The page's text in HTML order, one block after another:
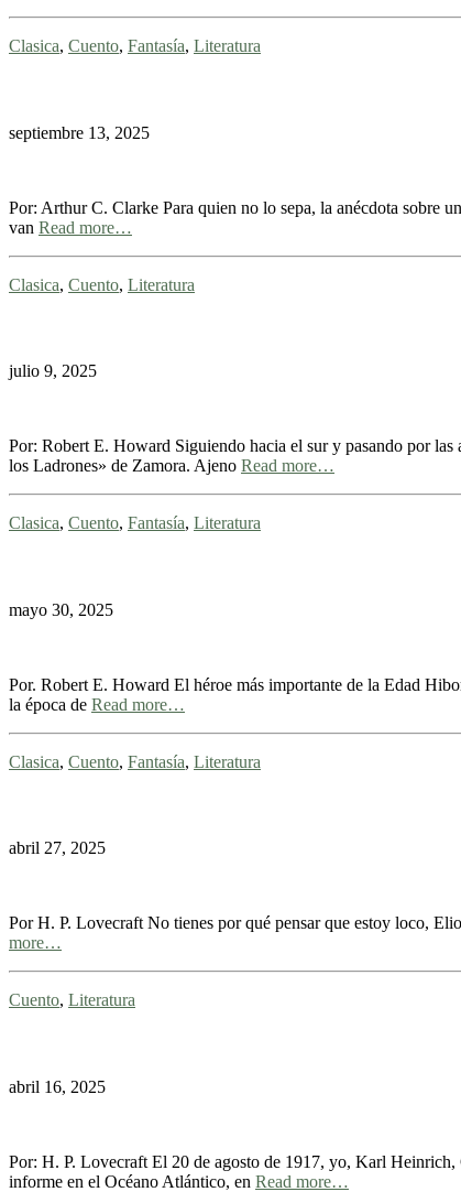
Clasica, Cuento, Fantasía, Literatura
septiembre 13, 2025
Por: Arthur C. Clarke Para quien no lo sepa, la anécdota sobre
van Read more…
Clasica, Cuento, Literatura
julio 9, 2025
Por: Robert E. Howard Siguiendo hacia el sur y pasando por las
los Ladrones» de Zamora. Ajeno Read more…
Clasica, Cuento, Fantasía, Literatura
mayo 30, 2025
Por. Robert E. Howard El héroe más importante de la Edad
la época de Read more…
Clasica, Cuento, Fantasía, Literatura
abril 27, 2025
Por H. P. Lovecraft No tienes por qué pensar que estoy loco,
more…
Cuento, Literatura
abril 16, 2025
Por: H. P. Lovecraft El 20 de agosto de 1917, yo, Karl
informe en el Océano Atlántico, en Read more…